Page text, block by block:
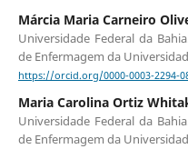
Márcia Maria Carneiro
Universidade Federal da
de Enfermagem da
https://orcid.org/0000-0003-2294-
Maria Carolina Ortiz
Universidade Federal da
de Enfermagem da